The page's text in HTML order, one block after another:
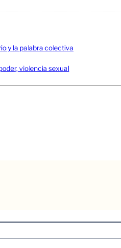
y la palabra colectiva
violencia sexual